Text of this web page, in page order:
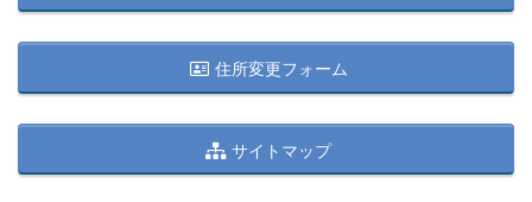
索
住所変更フォーム
サイトマップ